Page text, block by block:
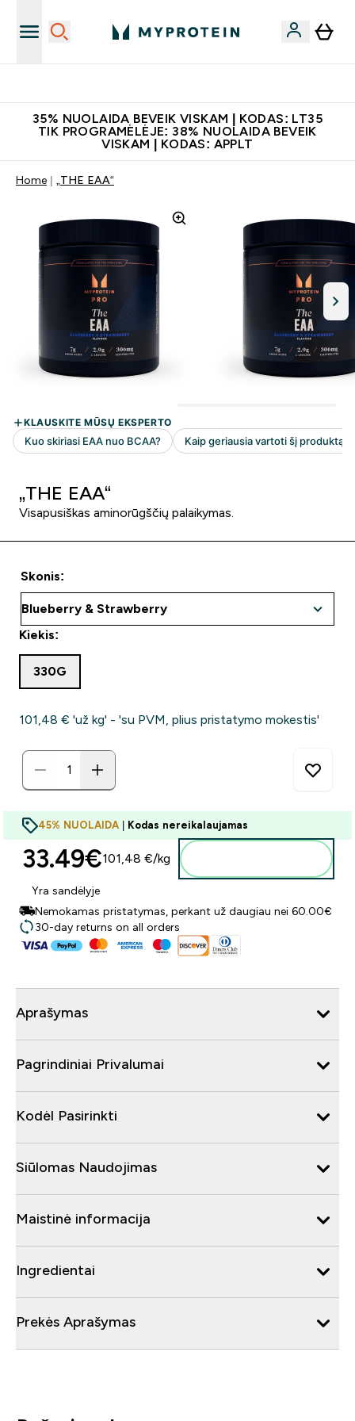
35% NUOLAIDA BEVEIK VISKAM | KODAS: LT35
TIK PROGRAMĖLĖJE: 38% NUOLAIDA BEVEIK
VISKAM | KODAS: APPLT
Home „THE EAA“
„THE EAA“
Visapusiškas aminorūgščių palaikymas.
Skonis:
Kiekis:
330G
101,48 €‎ 'už kg' - 'su PVM, plius pristatymo mokestis'
45% NUOLAIDA Kodas nereikalaujamas
33.49€‎101,48 €‎/kg
Yra sandėlyje
Nemokamas pristatymas, perkant už daugiau nei 60.00€
30-day returns on all orders
Aprašymas
Pagrindiniai Privalumai
Kodėl Pasirinkti
Siūlomas Naudojimas
Maistinė informacija
Ingredientai
Prekės Aprašymas